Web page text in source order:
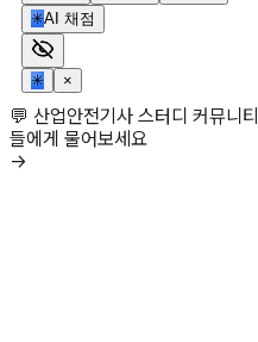
✳AI 채점
✳ ×
💬 산업안전기사 스터디 커뮤니티
들에게 물어보세요
→